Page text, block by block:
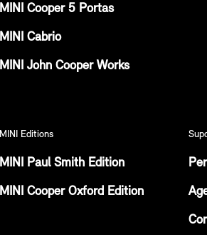
MINI Cooper 5 Portas
MINI Cabrio
MINI John Cooper Works
MINI Editions
MINI Paul Smith Edition
MINI Cooper Oxford Edition